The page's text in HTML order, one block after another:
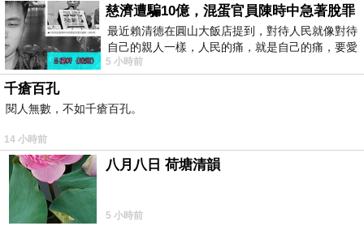
慈濟遭騙10億，混蛋官員陳時中急著脫罪
最近賴清德在圓山大飯店提到，對待人民就像對待
自己的親人一樣，人民的痛，就是自己的痛，要愛
民如親，說的這麼好聽，實際上根本沒做
5 小時前
千瘡百孔
閱人無數，不如千瘡百孔。
14 小時前
八月八日 荷塘清韻
5 小時前